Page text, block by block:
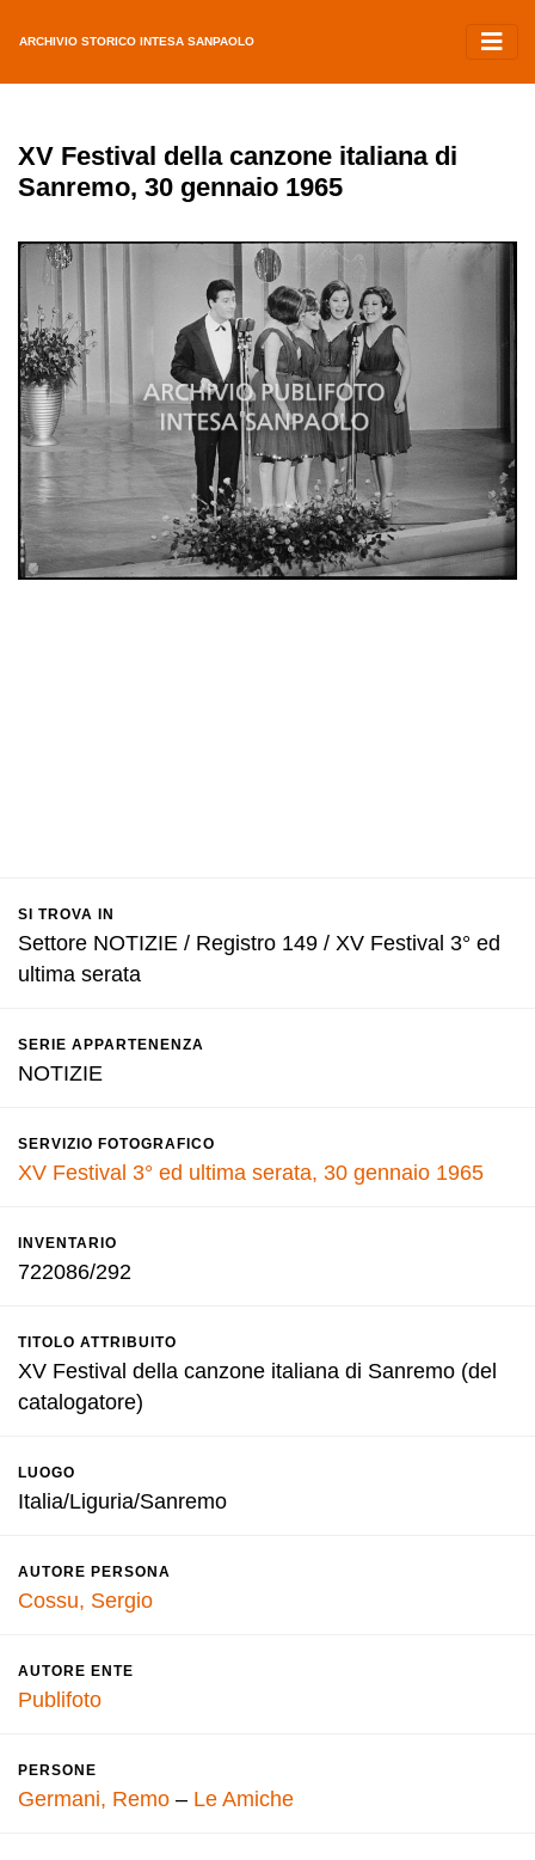
ARCHIVIO STORICO INTESA SANPAOLO
XV Festival della canzone italiana di
Sanremo, 30 gennaio 1965
SI TROVA IN
Settore NOTIZIE / Registro 149 / XV Festival 3° ed
ultima serata
SERIE APPARTENENZA
NOTIZIE
SERVIZIO FOTOGRAFICO
XV Festival 3° ed ultima serata, 30 gennaio 1965
INVENTARIO
722086/292
TITOLO ATTRIBUITO
XV Festival della canzone italiana di Sanremo (del
catalogatore)
LUOGO
Italia/Liguria/Sanremo
AUTORE PERSONA
Cossu, Sergio
AUTORE ENTE
Publifoto
PERSONE
Germani, Remo – Le Amiche